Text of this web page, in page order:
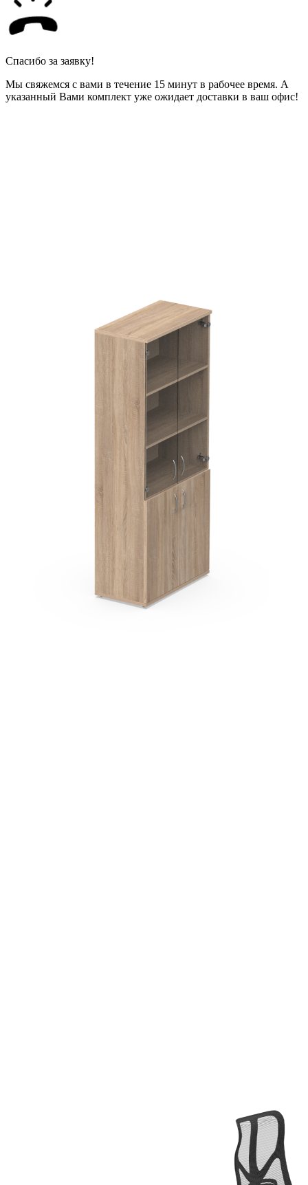
Спасибо за заявку!
Мы свяжемся с вами в течение 15 минут в рабочее время. А
указанный Вами комплект уже ожидает доставки в ваш офис!